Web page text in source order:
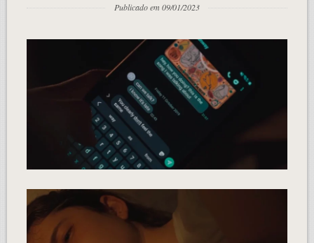
Publicado em 09/01/2023